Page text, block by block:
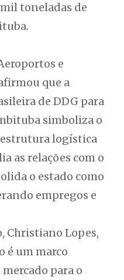
toneladas de
e
que a
de DDG para
simboliza o
logística
as relações com o
o estado como
empregos e
Christiano Lopes,
é um marco
para o